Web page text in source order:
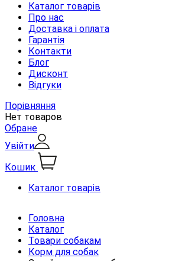
Каталог товарів
Про нас
Доставка і оплата
Гарантія
Контакти
Блог
Дисконт
Відгуки
Порівняння
Нет товаров
Обране
Увійти
Кошик
Каталог товарів
Головна
Каталог
Товари собакам
Корм для собак